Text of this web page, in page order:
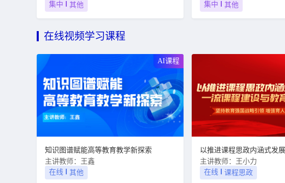
集中
其他
集中
其他
在线视频学习课程
AI课程
知识图谱赋能高等教育教学新探索
主讲教师：王鑫
在线
其他
主讲教师：王小力
在线
课程思政